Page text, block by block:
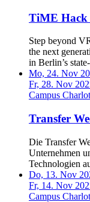
TiME Hack
Step beyond
the next
in Berlin’s
Mo, 24. Nov
Fr, 28. Nov
Campus
Transfer
Die Transfer
Unternehmen
Technologien
Do, 13. Nov
Fr, 14. Nov
Campus